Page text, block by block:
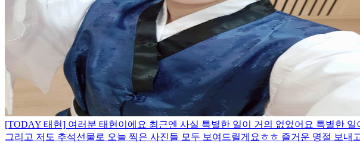
[TODAY 태현] 여러분 태현이에요 최근엔 사실 특별한 일이 거의 없었어요 특별한
그리고 저도 추석선물로 오늘 찍은 사진들 모두 보여드릴게요ㅎㅎ 즐거운 명절 보내